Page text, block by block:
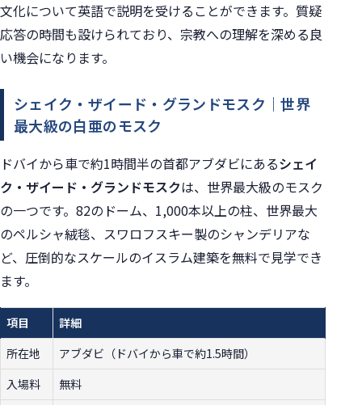
文化について英語で説明を受けることができます。質疑
応答の時間も設けられており、宗教への理解を深める良
い機会になります。
シェイク・ザイード・グランドモスク｜世界
最大級の白亜のモスク
ドバイから車で約1時間半の首都アブダビにあるシェイ
ク・ザイード・グランドモスクは、世界最大級のモスク
の一つです。82のドーム、1,000本以上の柱、世界最大
のペルシャ絨毯、スワロフスキー製のシャンデリアな
ど、圧倒的なスケールのイスラム建築を無料で見学でき
ます。
項目
詳細
所在地
アブダビ（ドバイから車で約1.5時間）
入場料
無料